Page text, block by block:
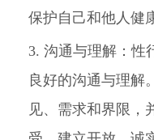
保护自己和他人健
3. 沟通与理解：性
良好的沟通与理解
见、需求和界限，